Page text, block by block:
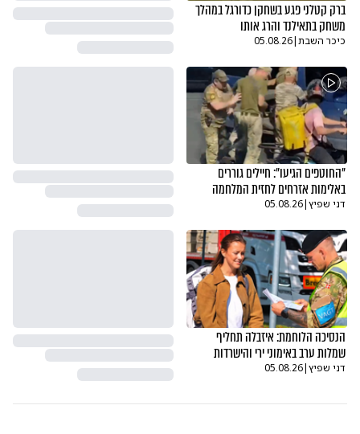
ברק קטלני פגע בשחקן כדורגל במהלך
משחק בתאילנד והרג אותו
כיכר השבת|
05.08.26
"החוטפים הגיעו": חיילים גוררים
באלימות אזרחים לחזית המלחמה
דני שפיץ|
05.08.26
הנסיכה הלוחמת: איזבלה תחליף
שמלות ערב באימוני ירי והישרדות
דני שפיץ|
05.08.26